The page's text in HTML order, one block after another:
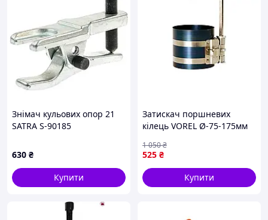
Знімач кульових опор 21
SATRA S-90185
630 ₴
Купити
Затискач поршневих
кілець VOREL Ø-75-175мм
525 ₴
1 050₴
Купити